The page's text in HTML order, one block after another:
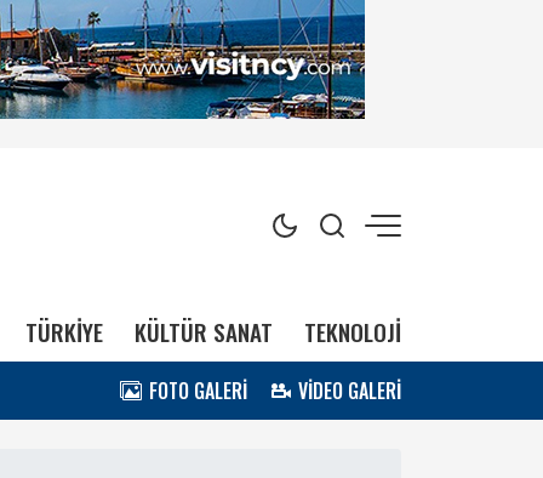
TÜRKİYE KÜLTÜR SANAT TEKNOLOJİ
FOTO GALERİ VİDEO GALERİ